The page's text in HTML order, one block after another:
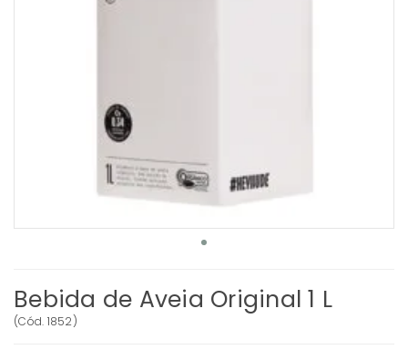
Bebida de Aveia Original 1 L
(Cód. 1852)